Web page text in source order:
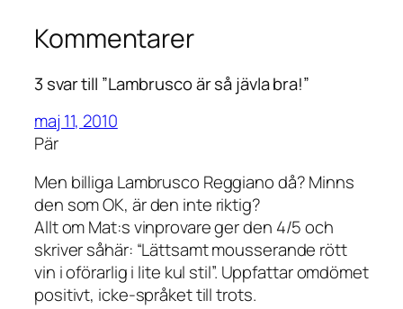
Kommentarer
3 svar till ”Lambrusco är så jävla bra!”
maj 11, 2010
Pär
Men billiga Lambrusco Reggiano då? Minns
den som OK, är den inte riktig?
Allt om Mat:s vinprovare ger den 4/5 och
skriver såhär: “Lättsamt mousserande rött
vin i oförarlig i lite kul stil”. Uppfattar omdömet
positivt, icke-språket till trots.